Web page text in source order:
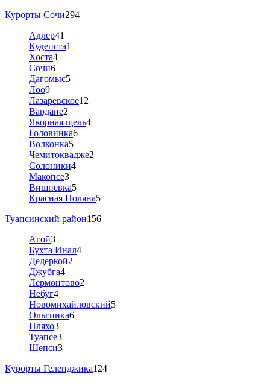
Курорты Сочи294
Адлер41
Кудепста1
Хоста4
Сочи6
Дагомыс5
Лоо9
Лазаревское12
Вардане2
Якорная щель4
Головинка6
Волконка5
Чемитоквадже2
Солоники4
Макопсе3
Вишневка5
Красная Поляна5
Туапсинский район156
Агой3
Бухта Инал4
Дедеркой2
Джубга4
Лермонтово2
Небуг4
Новомихайловский5
Ольгинка6
Пляхо3
Туапсе3
Шепси3
Курорты Геленджика124